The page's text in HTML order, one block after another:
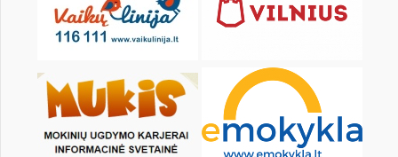
12 13 14
19 20 21 22 23
26 27 28 29 30